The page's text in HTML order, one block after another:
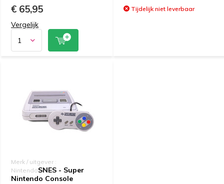
€ 65,95
Vergelijk
Tijdelijk niet leverbaar
Merk / uitgever :
NintendoSNES - Super
Nintendo Console